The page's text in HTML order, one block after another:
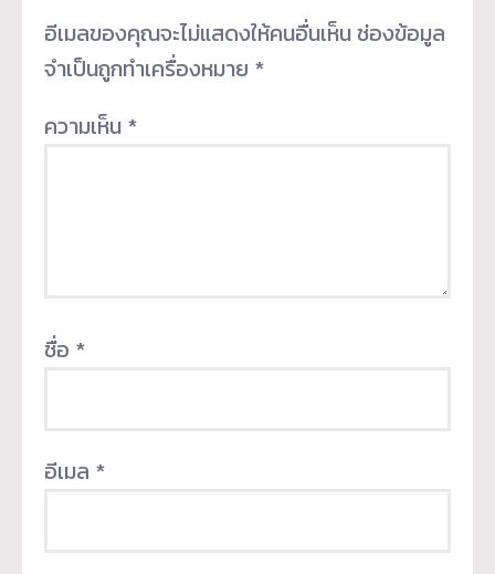
อีเมลของคุณจะไม่แสดงให้คนอื่นเห็น ช่องข้อมูล
จำเป็นถูกทำเครื่องหมาย *
ความเห็น *
ชื่อ *
อีเมล *